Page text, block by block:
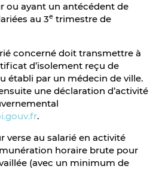
ou ayant un antécédent de
au 3e trimestre de
concerné doit transmettre à
d’isolement reçu de
établi par un médecin de ville.
une déclaration d’activité
.
verse au salarié en activité
horaire brute pour
(avec un minimum de